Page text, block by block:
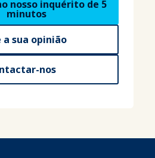
nosso inquérito de 5
minutos
a sua opinião
nos